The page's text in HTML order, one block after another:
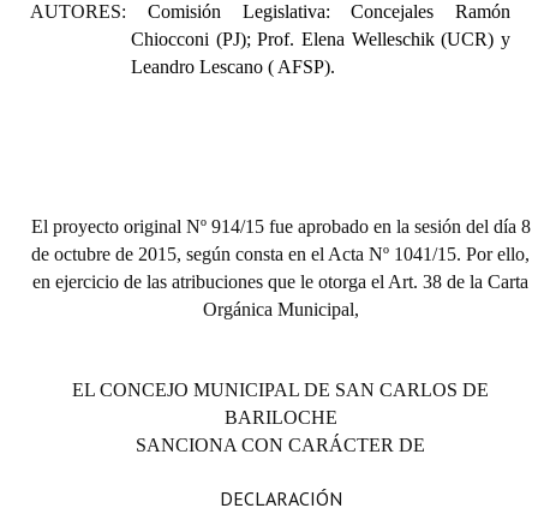
Premio al Mérito - Registro
Ciudadano Ilustre - Registro
Banca del Vecino - Registro
Antiguos Pobladores - Registro
Reconocimientos - Registro
AUTORES: Comisión Legislativa: Concejales Ramón
Chiocconi (PJ); Prof. Elena Welleschik (UCR) y
Leandro Lescano ( AFSP).
El proyecto original Nº 914/15 fue aprobado en la sesión del día 8
de octubre de 2015, según consta en el Acta Nº 1041/15. Por ello,
en ejercicio de las atribuciones que le otorga el Art. 38 de la Carta
Orgánica Municipal,
EL CONCEJO MUNICIPAL DE SAN CARLOS DE
BARILOCHE
SANCIONA CON CARÁCTER DE
DECLARACIÓN